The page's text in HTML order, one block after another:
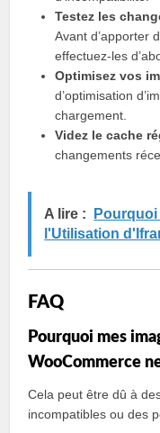
Testez les
Avant d’apporter
effectuez-les
Optimisez vos
d’optimisation
chargement.
Videz le cache
changements
A lire :
l'Utilisation
FAQ
Pourquoi mes
WooCommerce
Cela peut être dû à
incompatibles ou des